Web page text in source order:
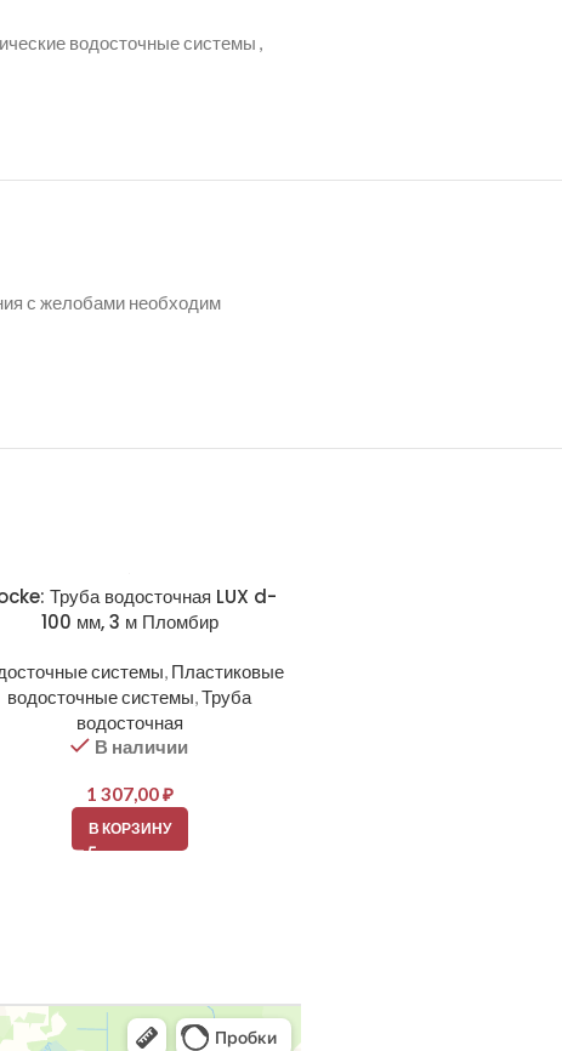
водосточные системы ,
с желобами необходим
Труба водосточная LUX d-
100 мм, 3 м Пломбир
системы, Пластиковые
водосточные системы,Труба
водосточная
В наличии
1 307,00₽
В КОРЗИНУ